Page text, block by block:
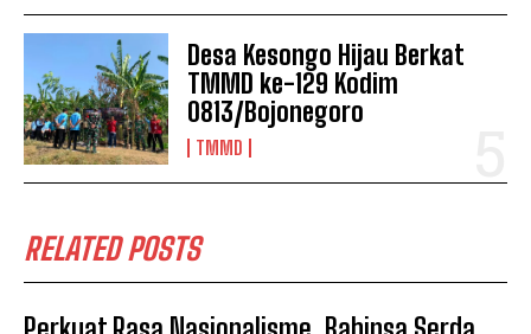
Desa Kesongo Hijau Berkat
TMMD ke-129 Kodim
0813/Bojonegoro
TMMD
RELATED POSTS